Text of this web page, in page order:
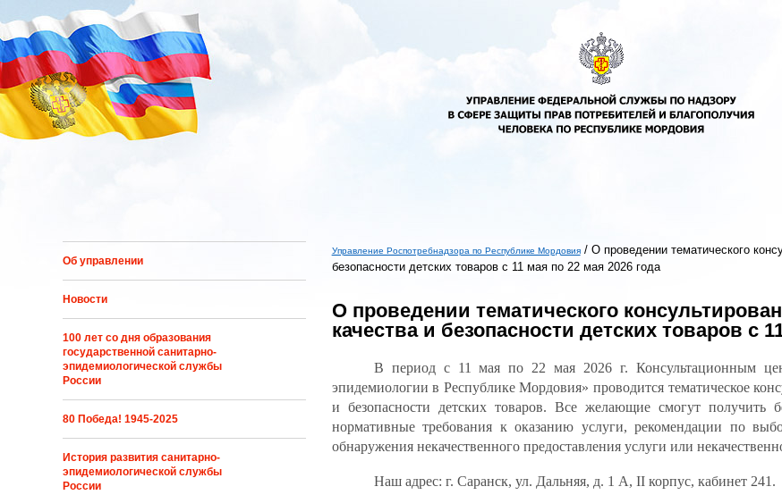
Перейти к основному содержанию
Об управлении
Новости
100 лет со дня образования
государственной санитарно-
эпидемиологической службы
России
80 Победа! 1945-2025
История развития санитарно-
эпидемиологической службы
России
Вы здесь
Управление Роспотребнадзора по Республике Мордовия / О проведении тематического
безопасности детских товаров с 11 мая по 22 мая 2026 года
О проведении тематического
качества и безопасности детских товаров с
В период с 11 мая по 22 мая 2026 г. Консультационным
эпидемиологии в Республике Мордовия» проводится тематическое
и безопасности детских товаров. Все желающие смогут получить
нормативные требования к оказанию услуги, рекомендации по
обнаружения некачественного предоставления услуги или
Наш адрес: г. Саранск, ул. Дальняя, д. 1 А, II корпус, кабинет 241.